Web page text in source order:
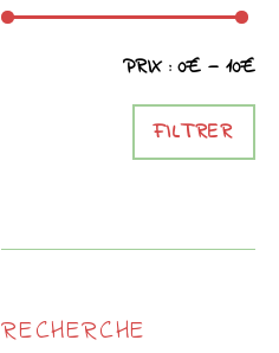
Prix
Prix
FILTRER
PRIX : 0€— 10€
RECHERCHE